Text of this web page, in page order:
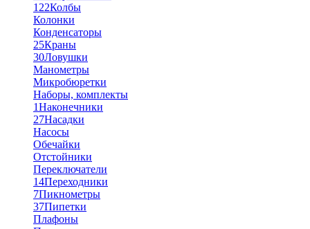
122Колбы
Колонки
Конденсаторы
25Краны
30Ловушки
Манометры
Микробюретки
Наборы, комплекты
1Наконечники
27Насадки
Насосы
Обечайки
Отстойники
Переключатели
14Переходники
7Пикнометры
37Пипетки
Плафоны